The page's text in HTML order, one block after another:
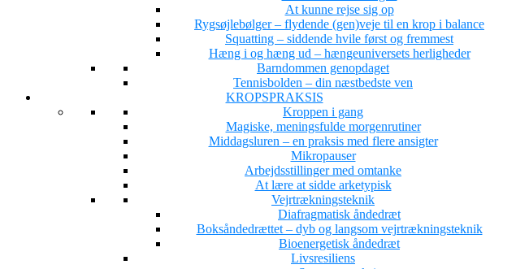
At kunne rejse sig op
Rygsøjlebølger – flydende (gen)veje til en krop i balance
Squatting – siddende hvile først og fremmest
Hæng i og hæng ud – hængeuniversets herligheder
Barndommen genopdaget
Tennisbolden – din næstbedste ven
KROPSPRAKSIS
Kroppen i gang
Magiske, meningsfulde morgenrutiner
Middagsluren – en praksis med flere ansigter
Mikropauser
Arbejdsstillinger med omtanke
At lære at sidde arketypisk
Vejrtrækningsteknik
Diafragmatisk åndedræt
Boksåndedrættet – dyb og langsom vejrtrækningsteknik
Bioenergetisk åndedræt
Livsresiliens